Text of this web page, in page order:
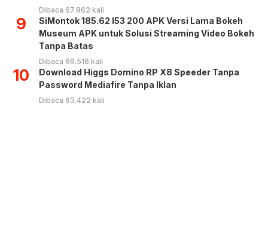
Dibaca 67.862 kali
9
SiMontok 185.62 l53 200 APK Versi Lama Bokeh
Museum APK untuk Solusi Streaming Video Bokeh
Tanpa Batas
Dibaca 66.518 kali
10
Download Higgs Domino RP X8 Speeder Tanpa
Password Mediafire Tanpa Iklan
Dibaca 63.422 kali